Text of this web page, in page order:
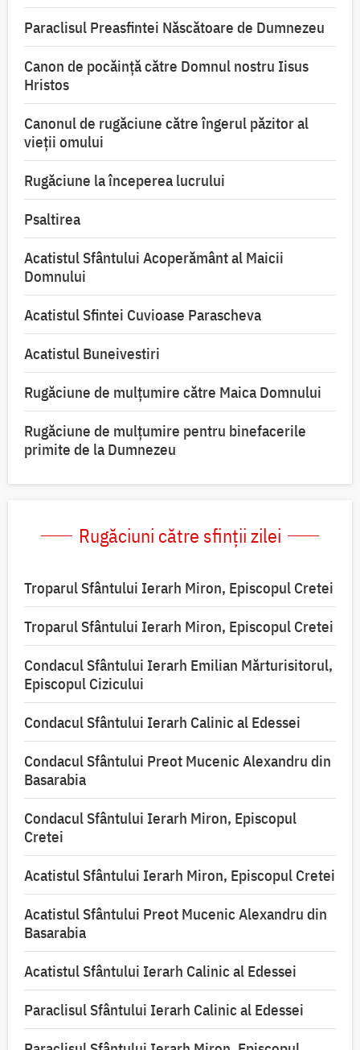
Paraclisul Preasfintei Născătoare de Dumnezeu
Canon de pocăință către Domnul nostru Iisus
Hristos
Canonul de rugăciune către îngerul păzitor al
vieții omului
Rugăciune la începerea lucrului
Psaltirea
Acatistul Sfântului Acoperământ al Maicii
Domnului
Acatistul Sfintei Cuvioase Parascheva
Acatistul Buneivestiri
Rugăciune de mulţumire către Maica Domnului
Rugăciune de mulțumire pentru binefacerile
primite de la Dumnezeu
Rugăciuni către sfinții zilei
Troparul Sfântului Ierarh Miron, Episcopul Cretei
Troparul Sfântului Ierarh Miron, Episcopul Cretei
Condacul Sfântului Ierarh Emilian Mărturisitorul,
Episcopul Cizicului
Condacul Sfântului Ierarh Calinic al Edessei
Condacul Sfântului Preot Mucenic Alexandru din
Basarabia
Condacul Sfântului Ierarh Miron, Episcopul
Cretei
Acatistul Sfântului Ierarh Miron, Episcopul Cretei
Acatistul Sfântului Preot Mucenic Alexandru din
Basarabia
Acatistul Sfântului Ierarh Calinic al Edessei
Paraclisul Sfântului Ierarh Calinic al Edessei